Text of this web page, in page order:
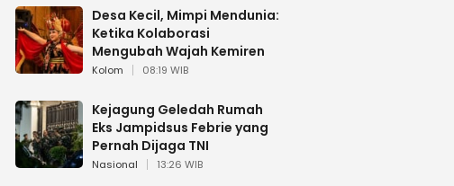
Desa Kecil, Mimpi Mendunia:
Ketika Kolaborasi
Mengubah Wajah Kemiren
Kolom 08:19 WIB
Kejagung Geledah Rumah
Eks Jampidsus Febrie yang
Pernah Dijaga TNI
Nasional 13:26 WIB